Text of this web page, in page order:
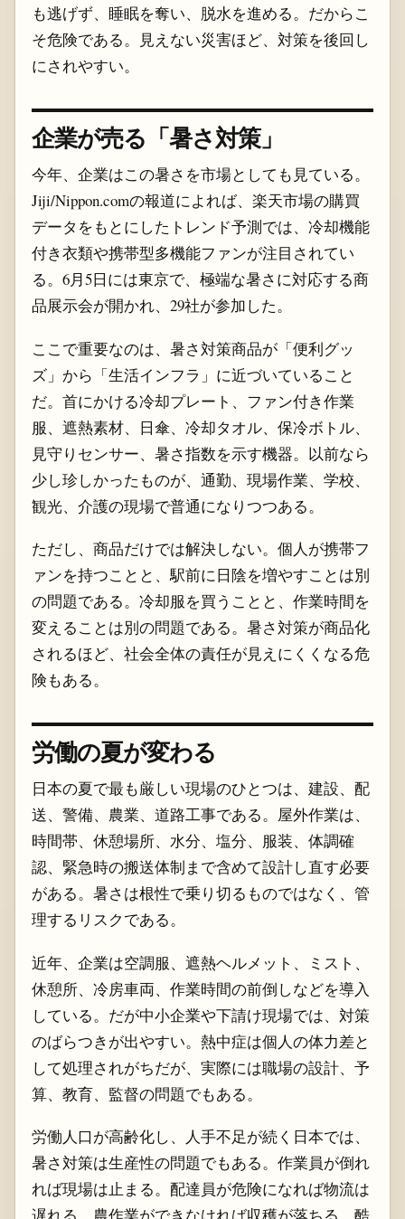
も逃げず、睡眠を奪い、脱水を進める。だからこ
そ危険である。見えない災害ほど、対策を後回し
にされやすい。
企業が売る「暑さ対策」
今年、企業はこの暑さを市場としても見ている。
Jiji/Nippon.comの報道によれば、楽天市場の購買
データをもとにしたトレンド予測では、冷却機能
付き衣類や携帯型多機能ファンが注目されてい
る。6月5日には東京で、極端な暑さに対応する商
品展示会が開かれ、29社が参加した。
ここで重要なのは、暑さ対策商品が「便利グッ
ズ」から「生活インフラ」に近づいていること
だ。首にかける冷却プレート、ファン付き作業
服、遮熱素材、日傘、冷却タオル、保冷ボトル、
見守りセンサー、暑さ指数を示す機器。以前なら
少し珍しかったものが、通勤、現場作業、学校、
観光、介護の現場で普通になりつつある。
ただし、商品だけでは解決しない。個人が携帯フ
ァンを持つことと、駅前に日陰を増やすことは別
の問題である。冷却服を買うことと、作業時間を
変えることは別の問題である。暑さ対策が商品化
されるほど、社会全体の責任が見えにくくなる危
険もある。
労働の夏が変わる
日本の夏で最も厳しい現場のひとつは、建設、配
送、警備、農業、道路工事である。屋外作業は、
時間帯、休憩場所、水分、塩分、服装、体調確
認、緊急時の搬送体制まで含めて設計し直す必要
がある。暑さは根性で乗り切るものではなく、管
理するリスクである。
近年、企業は空調服、遮熱ヘルメット、ミスト、
休憩所、冷房車両、作業時間の前倒しなどを導入
している。だが中小企業や下請け現場では、対策
のばらつきが出やすい。熱中症は個人の体力差と
して処理されがちだが、実際には職場の設計、予
算、教育、監督の問題でもある。
労働人口が高齢化し、人手不足が続く日本では、
暑さ対策は生産性の問題でもある。作業員が倒れ
れば現場は止まる。配達員が危険になれば物流は